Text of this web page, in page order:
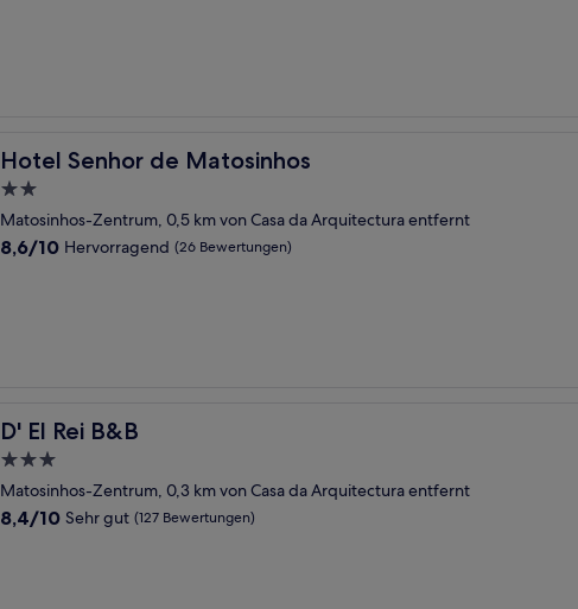
Hotel Senhor de Matosinhos
Hotel Senhor de Matosinhos
2.0-
Sterne-
Unterkunft
Matosinhos-Zentrum, 0,5 km von Casa da Arquitectura entfernt
8.6
8,6/10 Hervorragend (26 Bewertungen)
D' El Rei B&B
D' El Rei B&B
3.0-
Sterne-
Unterkunft
Matosinhos-Zentrum, 0,3 km von Casa da Arquitectura entfernt
8.4
8,4/10 Sehr gut (127 Bewertungen)